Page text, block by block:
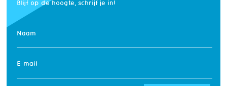
Blijf op de hoogte, schrijf je in!
Naam
E-mail